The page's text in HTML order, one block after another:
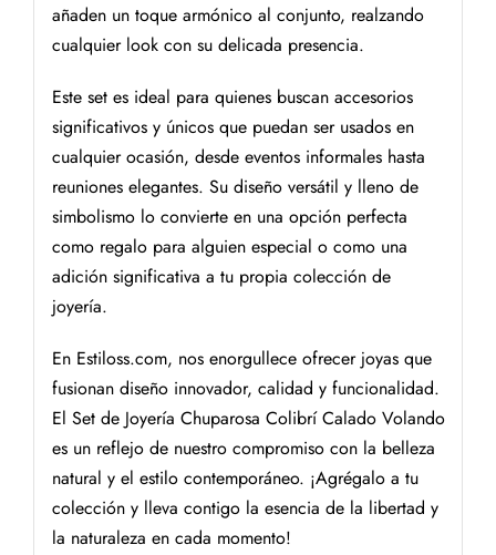
añaden un toque armónico al conjunto, realzando
cualquier look con su delicada presencia.
Este set es ideal para quienes buscan accesorios
significativos y únicos que puedan ser usados en
cualquier ocasión, desde eventos informales hasta
reuniones elegantes. Su diseño versátil y lleno de
simbolismo lo convierte en una opción perfecta
como regalo para alguien especial o como una
adición significativa a tu propia colección de
joyería.
En Estiloss.com, nos enorgullece ofrecer joyas que
fusionan diseño innovador, calidad y funcionalidad.
El Set de Joyería Chuparosa Colibrí Calado Volando
es un reflejo de nuestro compromiso con la belleza
natural y el estilo contemporáneo. ¡Agrégalo a tu
colección y lleva contigo la esencia de la libertad y
la naturaleza en cada momento!